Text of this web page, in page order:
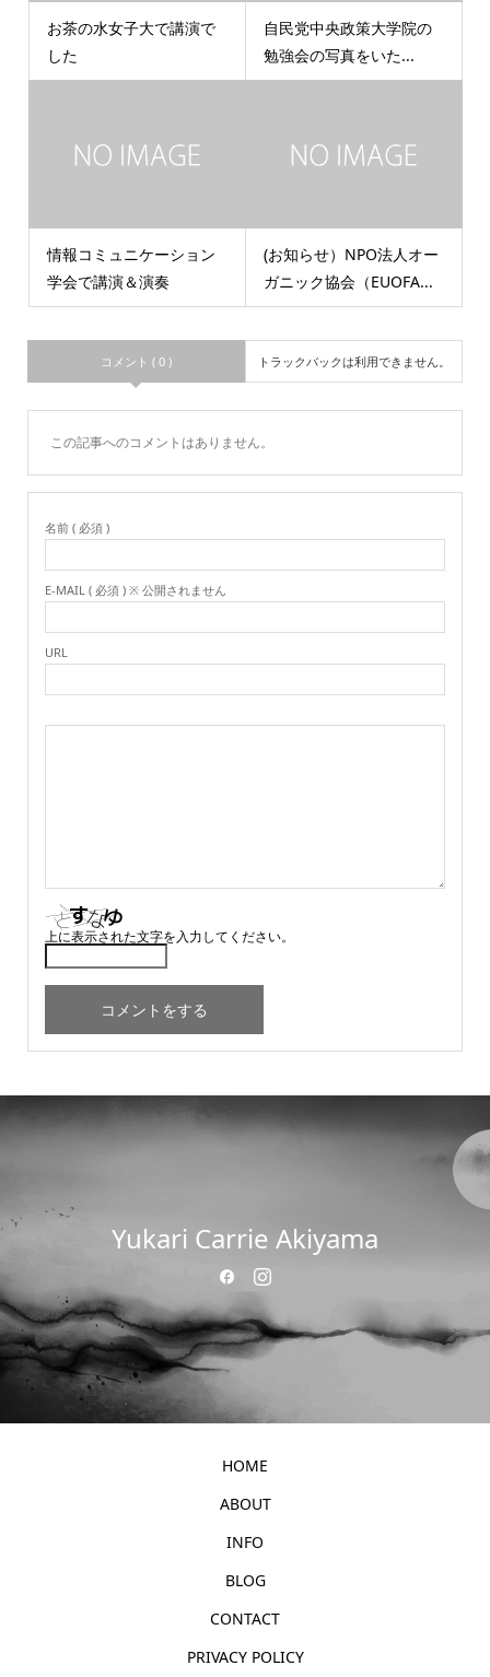
お茶の水女子大で講演で
した
自民党中央政策大学院の
勉強会の写真をいた...
情報コミュニケーション
学会で講演＆演奏
(お知らせ）NPO法人オー
ガニック協会（EUOFA...
コメント ( 0 ) トラックバックは利用できません。
この記事へのコメントはありません。
名前 ( 必須 )
E-MAIL ( 必須 ) ※ 公開されません
URL
上に表示された文字を入力してください。
Yukari Carrie Akiyama
HOME
ABOUT
INFO
BLOG
CONTACT
PRIVACY POLICY